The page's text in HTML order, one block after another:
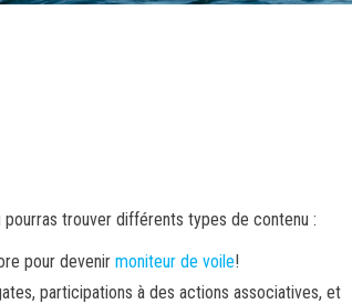
pourras trouver différents types de contenu :
pour devenir moniteur de voile!
participations à des actions associatives, et